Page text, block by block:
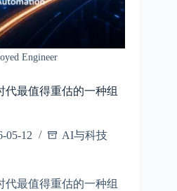
Engineer
代最值得重估的一种组
05-12 AI与科技
代最值得重估的一种组